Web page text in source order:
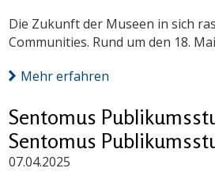
Die Zukunft der Museen in sich
Communities. Rund um den 18.
Mehr erfahren
Sentomus
Sentomus
07.04.2025